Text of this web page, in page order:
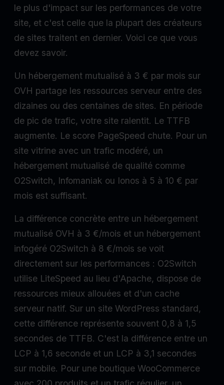
le plus d'impact sur les performances de votre
site, et c'est celle que la plupart des créateurs
de sites traitent en dernier. Voici ce que vous
devez savoir.
Un hébergement mutualisé à 3 € par mois sur
OVH partage les ressources serveur entre des
dizaines ou des centaines de sites. En période
de pic de trafic, votre site ralentit. Le TTFB
augmente. Le score PageSpeed chute. Pour un
site vitrine avec un trafic modéré, un
hébergement mutualisé de qualité comme
O2Switch, Infomaniak ou Ionos à 5 à 10 € par
mois est suffisant.
La différence concrète entre un hébergement
mutualisé OVH à 3 €/mois et un hébergement
infogéré O2Switch à 8 €/mois se voit
directement sur les performances : O2Switch
utilise LiteSpeed au lieu d'Apache, dispose de
ressources mieux allouées et d'un cache
serveur natif. Sur un site WordPress standard,
cette différence représente souvent 0,8 à 1,5
secondes de TTFB. C'est la différence entre un
LCP à 1,6 seconde et un LCP à 3,1 secondes
sur mobile. Pour une boutique WooCommerce